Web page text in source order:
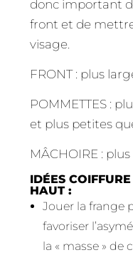
donc important
front et de
visage.
FRONT : plus
POMMETTES :
et plus petites
MÂCHOIRE :
IDÉES
HAUT :
Jouer la frange
favoriser
la « masse » de